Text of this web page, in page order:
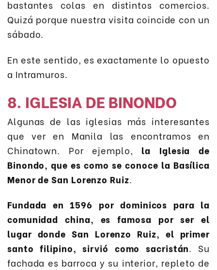
bastantes colas en distintos comercios.
Quizá porque nuestra visita coincide con un
sábado.
En este sentido, es exactamente lo opuesto
a Intramuros.
8. IGLESIA DE BINONDO
Algunas de las iglesias más interesantes
que ver en Manila las encontramos en
Chinatown. Por ejemplo, la Iglesia de
Binondo, que es como se conoce la Basílica
Menor de San Lorenzo Ruiz.
Fundada en 1596 por dominicos para la
comunidad china, es famosa por ser el
lugar donde San Lorenzo Ruiz, el primer
santo filipino, sirvió como sacristán. Su
fachada es barroca y su interior, repleto de